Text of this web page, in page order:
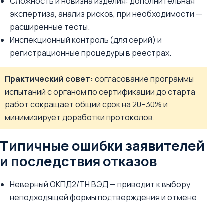
экспертиза, анализ рисков, при необходимости —
расширенные тесты.
Инспекционный контроль (для серий) и
регистрационные процедуры в реестрах.
Практический совет: согласование программы
испытаний с органом по сертификации до старта
работ сокращает общий срок на 20–30% и
минимизирует доработки протоколов.
Типичные ошибки заявителей
и последствия отказов
Неверный ОКПД2/ТН ВЭД — приводит к выбору
неподходящей формы подтверждения и отмене